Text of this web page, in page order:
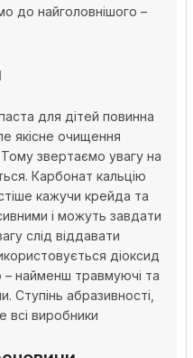
до найголовнішого –
для дітей повинна
якісне очищення
звертаємо увагу на
Карбонат кальцію
кажучи крейда та
і можуть завдати
слід віддавати
діоксид
– найменш травмуючі та
Ступінь абразивності,
всі виробники